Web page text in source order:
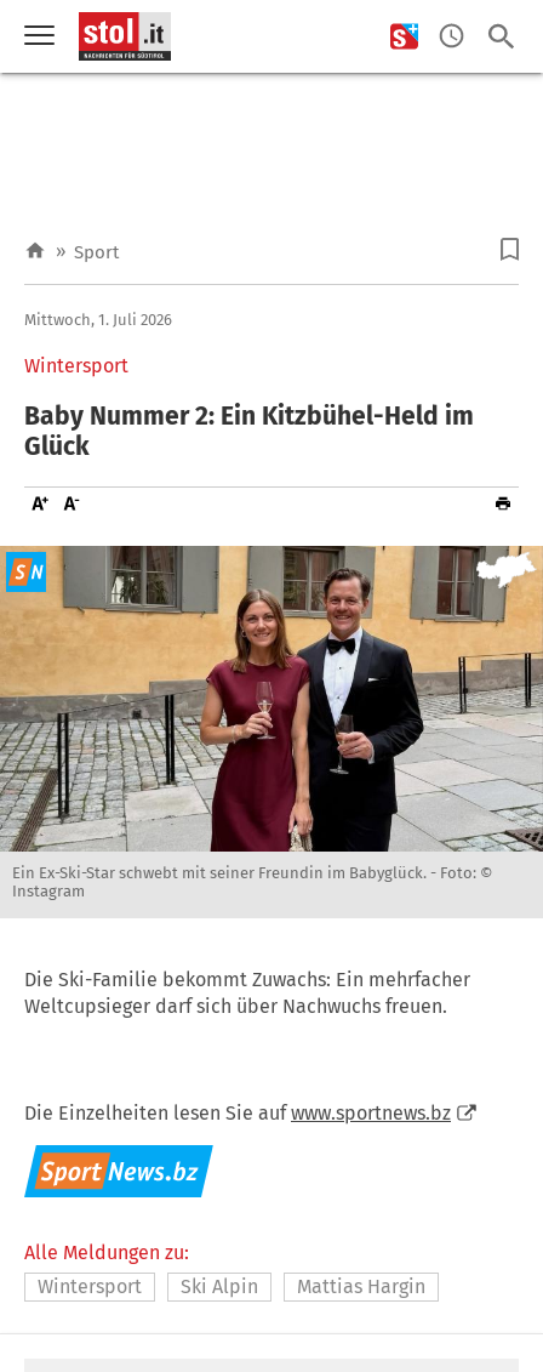
» Sport
Wintersport
Mittwoch, 1. Juli 2026
Baby Nummer 2: Ein Kitzbühel-Held im
Glück
Ein Ex-Ski-Star schwebt mit seiner Freundin im Babyglück. - Foto: ©
Instagram
Die Ski-Familie bekommt Zuwachs: Ein mehrfacher
Weltcupsieger darf sich über Nachwuchs freuen.
Die Einzelheiten lesen Sie aufwww.sportnews.bz
Alle Meldungen zu:
Wintersport
Ski Alpin Mattias Hargin